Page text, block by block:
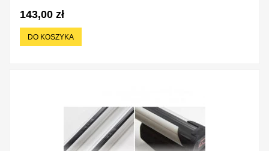
143,00 zł
DO KOSZYKA